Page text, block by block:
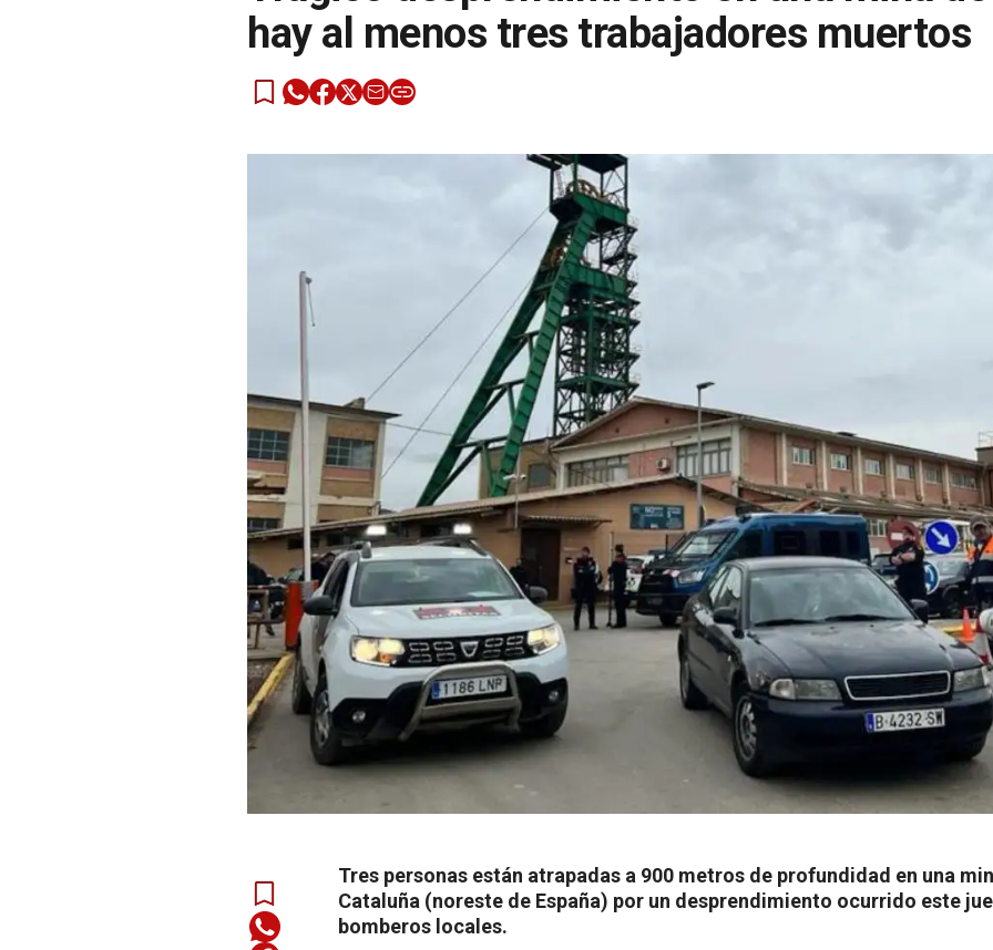
hay al menos tres trabajadores muertos
Tres personas están atrapadas a 900 metros de profundidad en una
Cataluña (noreste de España) por un desprendimiento ocurrido este
bomberos locales.